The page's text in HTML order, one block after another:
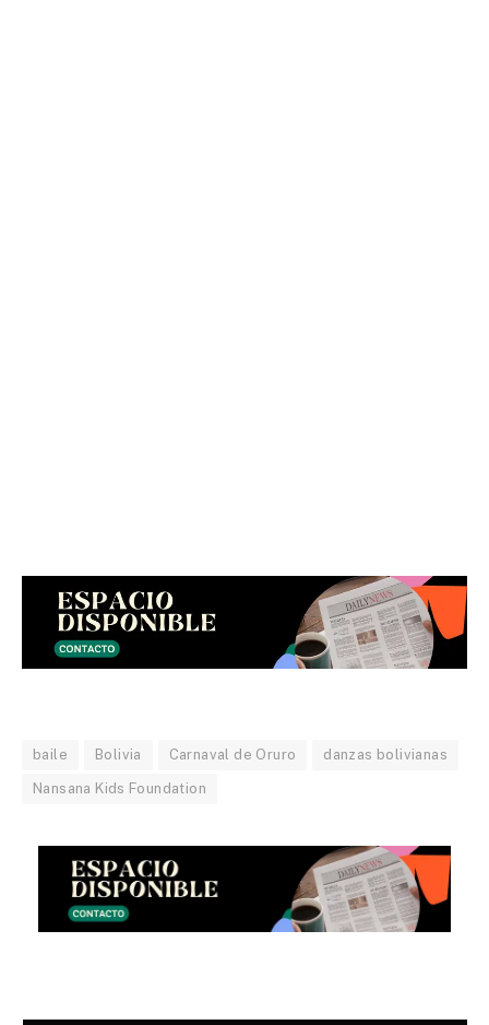
baile Bolivia Carnaval de Oruro danzas bolivianas
Nansana Kids Foundation